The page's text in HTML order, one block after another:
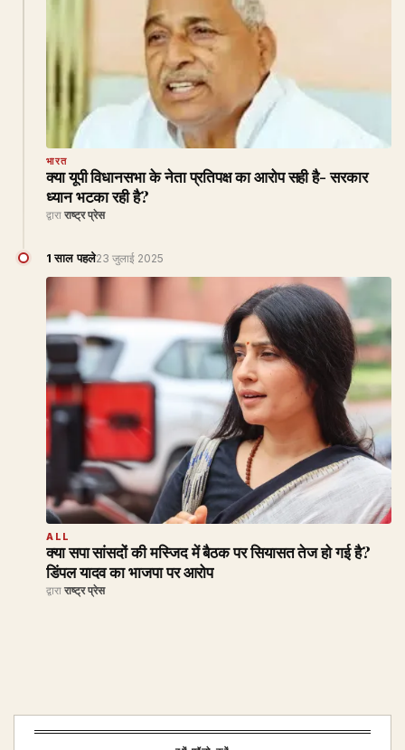
भारत
क्या यूपी विधानसभा के नेता प्रतिपक्ष का आरोप सही है- सरकार
ध्यान भटका रही है?
द्वारा राष्ट्र प्रेस
1 साल पहले23 जुलाई 2025
ALL
क्या सपा सांसदों की मस्जिद में बैठक पर सियासत तेज हो गई है?
डिंपल यादव का भाजपा पर आरोप
द्वारा राष्ट्र प्रेस